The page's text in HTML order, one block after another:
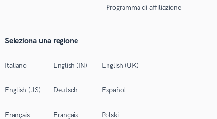
Programma di affiliazione
Seleziona una regione
Italiano English (IN) English (UK)
English (US) Deutsch Español
Français Français Polski